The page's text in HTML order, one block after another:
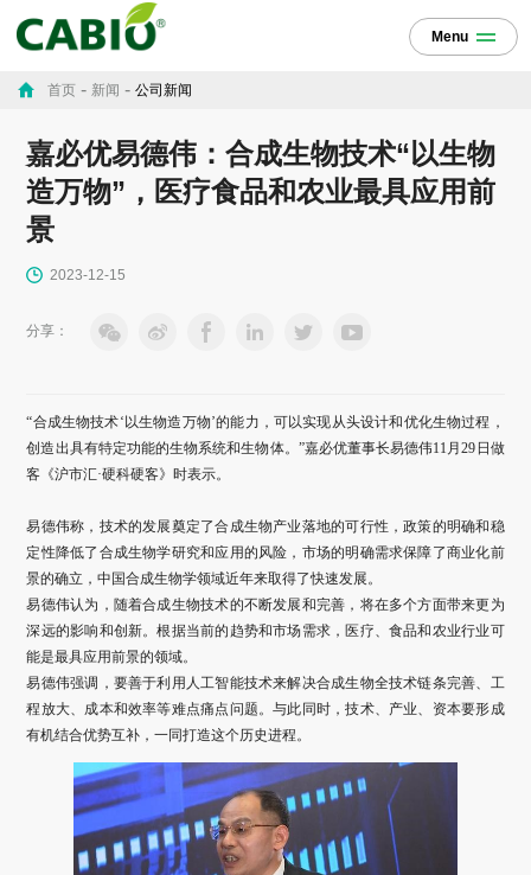
Menu
首页 - 新闻 -公司新闻
嘉必优易德伟：合成生物技术“以生物
造万物”，医疗食品和农业最具应用前
景
2023-12-15
分享：
“合成生物技术‘以生物造万物’的能力，可以实现从头设计和优化生物过程，
创造出具有特定功能的生物系统和生物体。”嘉必优董事长易德伟11月29日做
客《沪市汇·硬科硬客》时表示。
易德伟称，技术的发展奠定了合成生物产业落地的可行性，政策的明确和稳
定性降低了合成生物学研究和应用的风险，市场的明确需求保障了商业化前
景的确立，中国合成生物学领域近年来取得了快速发展。
易德伟认为，随着合成生物技术的不断发展和完善，将在多个方面带来更为
深远的影响和创新。根据当前的趋势和市场需求，医疗、食品和农业行业可
能是最具应用前景的领域。
易德伟强调，要善于利用人工智能技术来解决合成生物全技术链条完善、工
程放大、成本和效率等难点痛点问题。与此同时，技术、产业、资本要形成
有机结合优势互补，一同打造这个历史进程。